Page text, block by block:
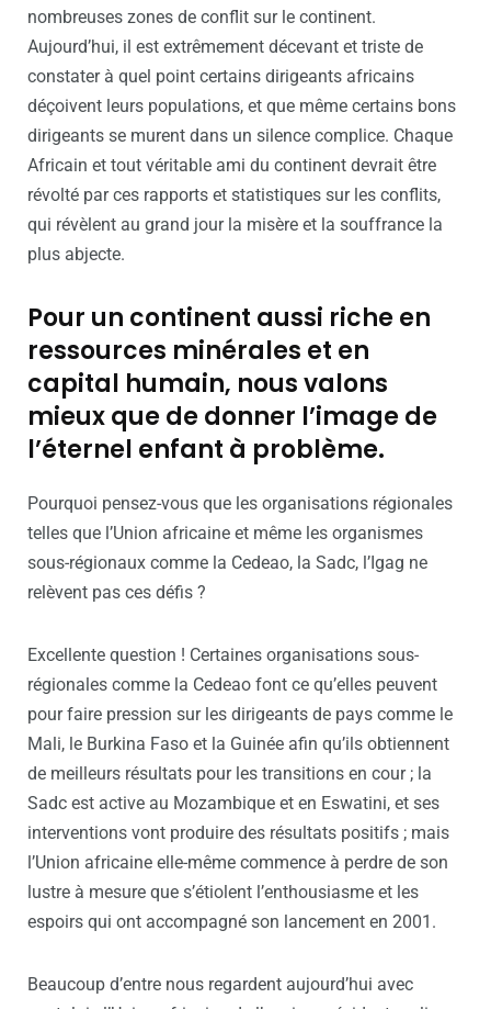
nombreuses zones de conflit sur le continent.
Aujourd’hui, il est extrêmement décevant et triste de
constater à quel point certains dirigeants africains
déçoivent leurs populations, et que même certains bons
dirigeants se murent dans un silence complice. Chaque
Africain et tout véritable ami du continent devrait être
révolté par ces rapports et statistiques sur les conflits,
qui révèlent au grand jour la misère et la souffrance la
plus abjecte.
Pour un continent aussi riche en
ressources minérales et en
capital humain, nous valons
mieux que de donner l’image de
l’éternel enfant à problème.
Pourquoi pensez-vous que les organisations régionales
telles que l’Union africaine et même les organismes
sous-régionaux comme la Cedeao, la Sadc, l’Igag ne
relèvent pas ces défis ?
Excellente question ! Certaines organisations sous-
régionales comme la Cedeao font ce qu’elles peuvent
pour faire pression sur les dirigeants de pays comme le
Mali, le Burkina Faso et la Guinée afin qu’ils obtiennent
de meilleurs résultats pour les transitions en cour ; la
Sadc est active au Mozambique et en Eswatini, et ses
interventions vont produire des résultats positifs ; mais
l’Union africaine elle-même commence à perdre de son
lustre à mesure que s’étiolent l’enthousiasme et les
espoirs qui ont accompagné son lancement en 2001.
Beaucoup d’entre nous regardent aujourd’hui avec